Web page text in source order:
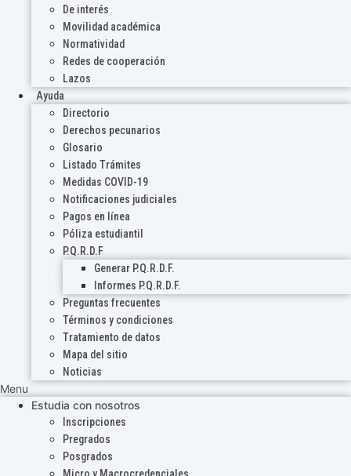
De interés
Movilidad académica
Normatividad
Redes de cooperación
Lazos
Ayuda
Directorio
Derechos pecunarios
Glosario
Listado Trámites
Medidas COVID-19
Notificaciones judiciales
Pagos en línea
Póliza estudiantil
P.Q.R.D.F
Generar P.Q.R.D.F.
Informes P.Q.R.D.F.
Preguntas frecuentes
Términos y condiciones
Tratamiento de datos
Mapa del sitio
Noticias
Menu
Estudia con nosotros
Inscripciones
Pregrados
Posgrados